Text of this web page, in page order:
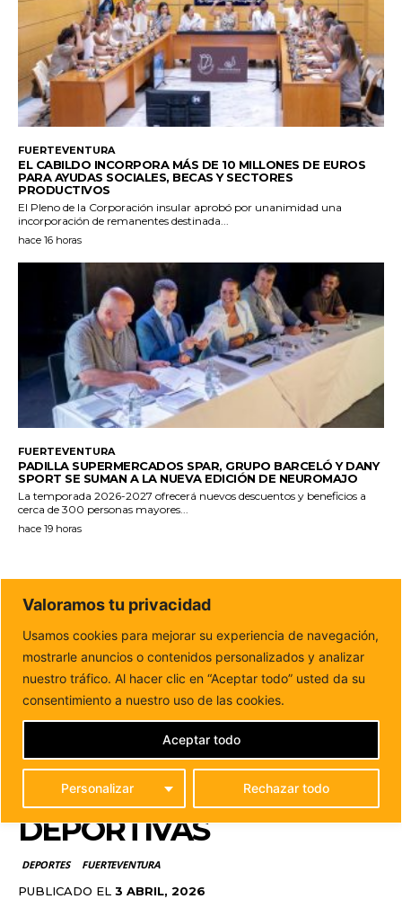
FUERTEVENTURA
EL CABILDO INCORPORA MÁS DE 10 MILLONES DE EUROS
PARA AYUDAS SOCIALES, BECAS Y SECTORES
PRODUCTIVOS
El Pleno de la Corporación insular aprobó por unanimidad una
incorporación de remanentes destinada...
hace 16 horas
FUERTEVENTURA
PADILLA SUPERMERCADOS SPAR, GRUPO BARCELÓ Y DANY
SPORT SE SUMAN A LA NUEVA EDICIÓN DE NEUROMAJO
La temporada 2026-2027 ofrecerá nuevos descuentos y beneficios a
cerca de 300 personas mayores...
hace 19 horas